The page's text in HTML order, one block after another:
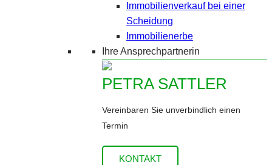
Immobilienverkauf bei einer
Scheidung
Immobilienerbe
Ihre Ansprechpartnerin
PETRA SATTLER
Vereinbaren Sie unverbindlich einen
Termin
KONTAKT